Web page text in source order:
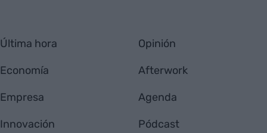
Última hora
Economía
Empresa
Innovación
Opinión
Afterwork
Agenda
Pódcast